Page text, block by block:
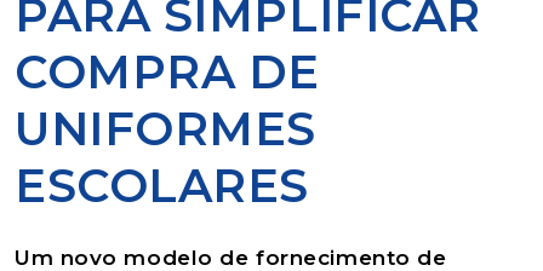
PARA SIMPLIFICAR
COMPRA DE
UNIFORMES
ESCOLARES
Um novo modelo de fornecimento de